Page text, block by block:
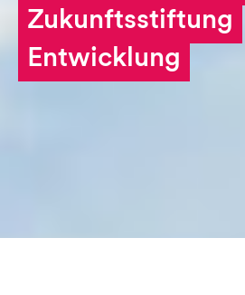
Zukunftsstiftung
Entwicklung